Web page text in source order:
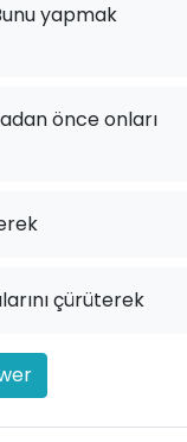
yapmak
önce onları
çürüterek